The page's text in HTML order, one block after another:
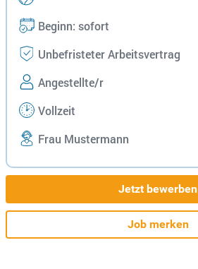
Beginn: sofort
Unbefristeter Arbeitsvertrag
Angestellte/r
Vollzeit
Frau Mustermann
Jetzt bewerben
Job merken